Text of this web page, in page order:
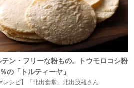
テン・フリーな粉もの。トウモロコシ粉
の「トルティーヤ」
レシピ】「北出食堂」北出茂雄さん